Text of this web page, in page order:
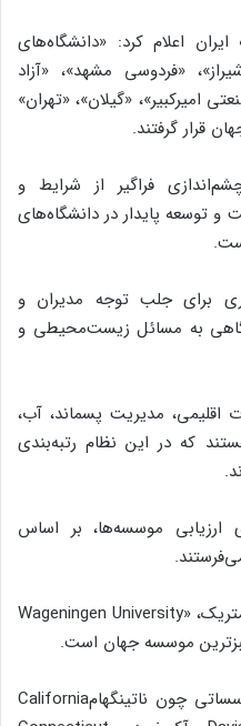
اعلام کرد: «دانشگاه‌های
«فردوسی مشهد»، «آزاد
امیرکبیر»، «گیلان»، «تهران»
قرار گرفتند.
فراگیر از شرایط و
توسعه پایدار در دانشگاه‌های
برای جلب توجه مدیران و
به مسائل زیست‌محیطی و
اقلیمی، مدیریت پسماند، آب،
که در این نظام رتبه‌بندی
ارزیابی موسسه‌ها، بر اساس
بر پایه گزارش ۲۰۱۷ رتبه بندی گرین‌متریک، «Wageningen University
در این رده بندی دانشگاه ها و موسساتی چون ناتینگهامCalifornia